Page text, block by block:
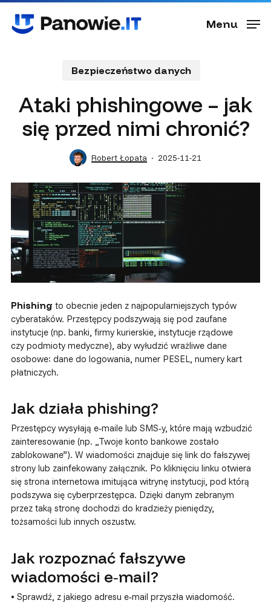
main
Menu
Bezpieczeństwo danych
Ataki phishingowe – jak
się przed nimi chronić?
Robert Łopata 2025-11-21
Phishing to obecnie jeden z najpopularniejszych typów
cyberataków. Przestępcy podszywają się pod zaufane
instytucje (np. banki, firmy kurierskie, instytucje rządowe
czy podmioty medyczne), aby wyłudzić wrażliwe dane
osobowe: dane do logowania, numer PESEL, numery kart
płatniczych.
Jak działa phishing?
Przestępcy wysyłają e‑maile lub SMS‑y, które mają wzbudzić
zainteresowanie (np. „Twoje konto bankowe zostało
zablokowane”). W wiadomości znajduje się link do fałszywej
strony lub zainfekowany załącznik. Po kliknięciu linku otwiera
się strona internetowa imitująca witrynę instytucji, pod którą
podszywa się cyberprzestępca. Dzięki danym zebranym
przez taką stronę dochodzi do kradzieży pieniędzy,
tożsamości lub innych oszustw.
Jak rozpoznać fałszywe
wiadomości e‑mail?
• Sprawdź, z jakiego adresu e‑mail przyszła wiadomość.